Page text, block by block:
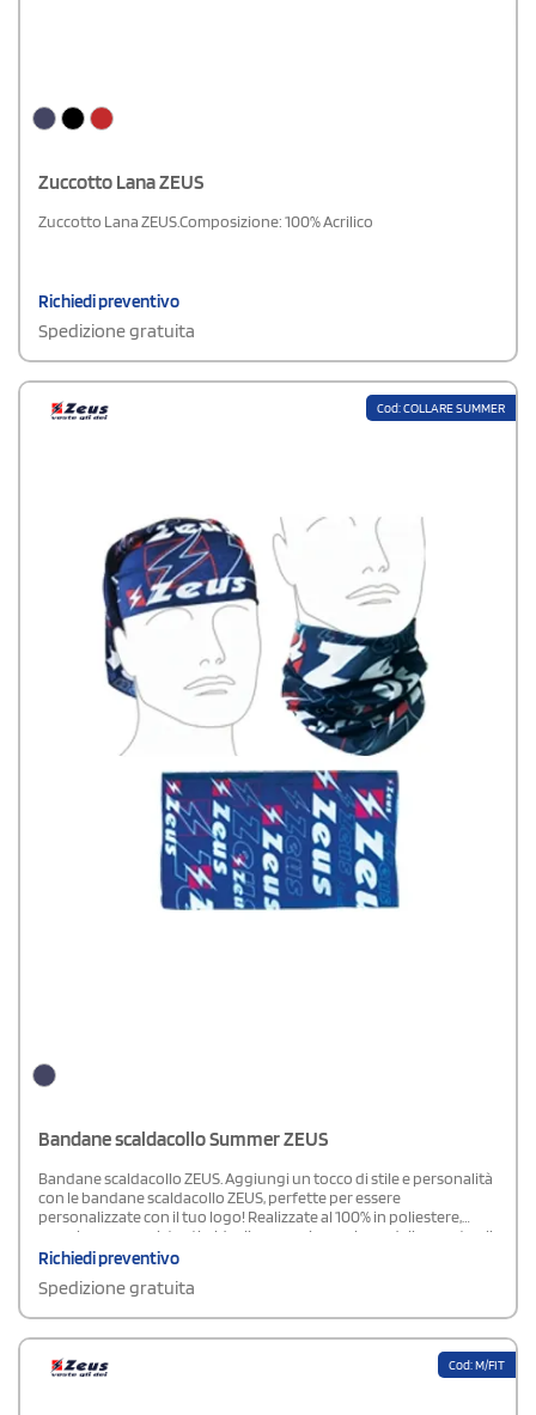
Zuccotto Lana ZEUS
Zuccotto Lana ZEUS.Composizione: 100% Acrilico
Richiedi preventivo
Spedizione gratuita
Cod: COLLARE SUMMER
Bandane scaldacollo Summer ZEUS
Bandane scaldacollo ZEUS. Aggiungi un tocco di stile e personalità
con le bandane scaldacollo ZEUS, perfette per essere
personalizzate con il tuo logo! Realizzate al 100% in poliestere,
sono leggere, resistenti e ideali per ogni occasione, dallo sport agli
eventi promozionali. Personalizzale facilmente online e rendile
Richiedi preventivo
Spedizione gratuita
Cod: M/FIT